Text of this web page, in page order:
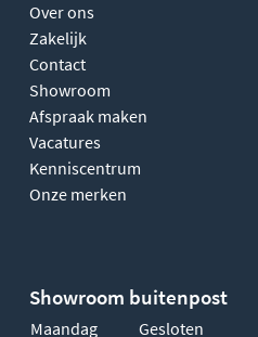
Over ons
Zakelijk
Contact
Showroom
Afspraak maken
Vacatures
Kenniscentrum
Onze merken
Showroom buitenpost
Maandag Gesloten